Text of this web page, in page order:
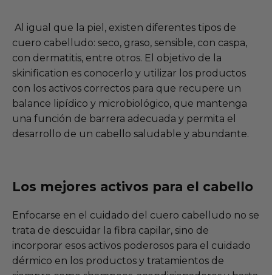
Al igual que la piel, existen diferentes tipos de
cuero cabelludo: seco, graso, sensible, con caspa,
con dermatitis, entre otros. El objetivo de la
skinification es conocerlo y utilizar los productos
con los activos correctos para que recupere un
balance lipídico y microbiológico, que mantenga
una función de barrera adecuada y permita el
desarrollo de un cabello saludable y abundante.
Los mejores activos para el cabello
Enfocarse en el cuidado del cuero cabelludo no se
trata de descuidar la fibra capilar, sino de
incorporar esos activos poderosos para el cuidado
dérmico en los productos y tratamientos de